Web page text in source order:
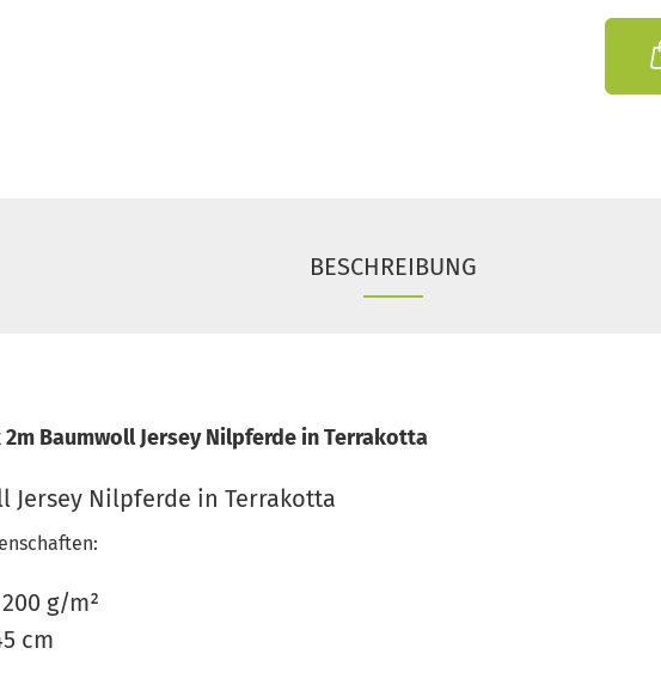
BESCHREIBUNG
Baumwoll Jersey Nilpferde in Terrakotta
Jersey Nilpferde in Terrakotta
g/m²
cm